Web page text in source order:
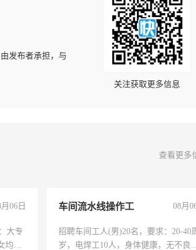
发布者承担，与
关注获取更多信息
查看更多
06日
大专
均
车间流水线操作工 08月
招聘车间工人(男)20名，要求：20-40
岁，电焊工10人，身体健康，无不良